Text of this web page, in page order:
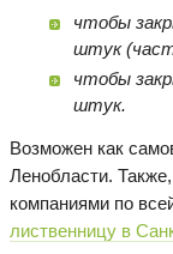
чтобы
штук
чтобы
штук.
Возможен как
Ленобласти.
компаниями по
лиственницу в